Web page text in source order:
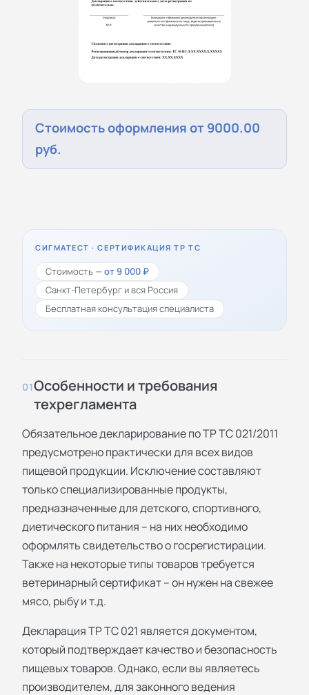
Стоимость оформления от 9000.00
руб.
СИГМАТЕСТ · СЕРТИФИКАЦИЯ ТР ТС
Стоимость —от 9 000 ₽
Санкт-Петербург и вся Россия
Бесплатная консультация специалиста
01Особенности и требования
техрегламента
Обязательное декларирование по ТР ТС 021/2011
предусмотрено практически для всех видов
пищевой продукции. Исключение составляют
только специализированные продукты,
предназначенные для детского, спортивного,
диетического питания – на них необходимо
оформлять свидетельство о госрегистирации.
Также на некоторые типы товаров требуется
ветеринарный сертификат – он нужен на свежее
мясо, рыбу и т.д.
Декларация ТР ТС 021 является документом,
который подтверждает качество и безопасность
пищевых товаров. Однако, если вы являетесь
производителем, для законного ведения